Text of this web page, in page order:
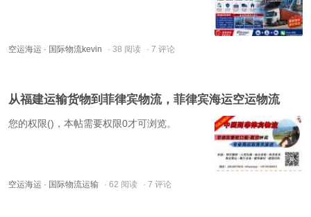
空运海运 · 国际物流kevin · 38 阅读 · 7 评论
从福建运输货物到菲律宾物流，菲律宾海运空运物流
您的权限()，本帖需要权限0才可浏览。
空运海运 · 国际物流运输 · 62 阅读 · 7 评论